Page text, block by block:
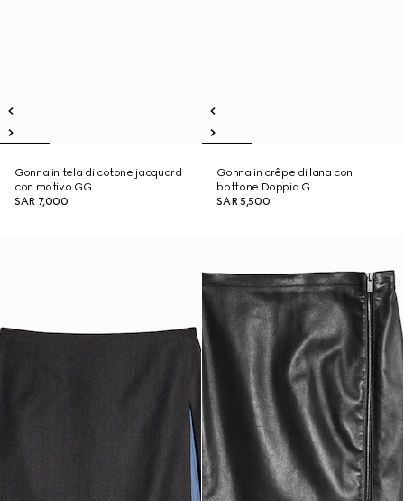
Gonna in tela di cotone jacquard
con motivo GG
SAR 7,000
Gonna in crêpe di lana con
bottone Doppia G
SAR 5,500